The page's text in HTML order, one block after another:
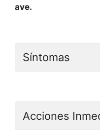
ave.
Síntomas
Acciones